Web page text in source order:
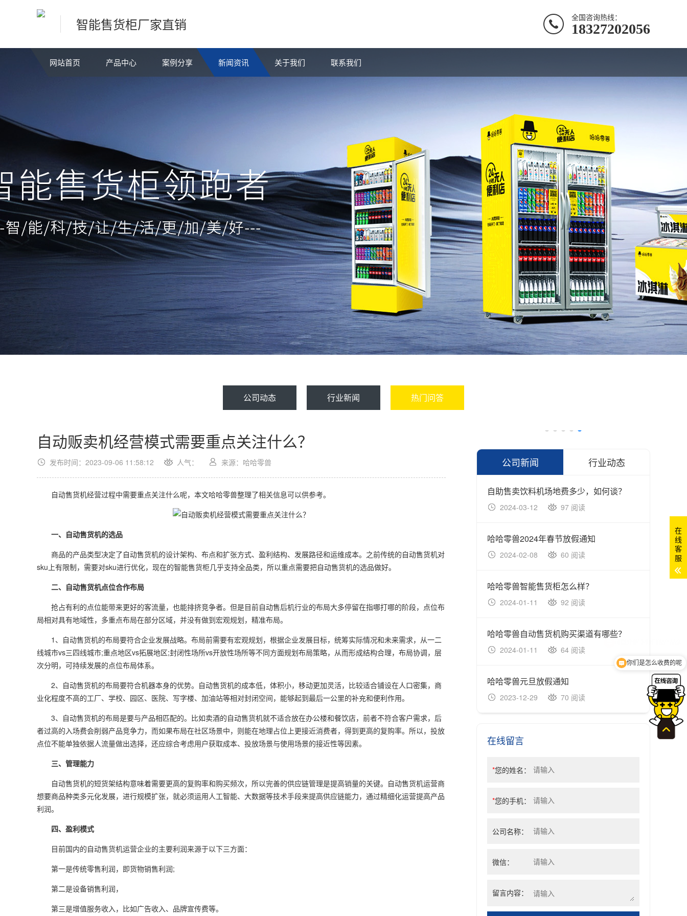
智能售货柜厂家直销 全国咨询热线：
18327202056
网站首页 产品中心 案例分享 新闻资讯 关于我们 联系我们
公司动态 行业新闻 热门问答
自动贩卖机经营模式需要重点关注什么？
发布时间：2023-09-06 11:58:12 人气： 来源：哈哈零兽
自动售货机经营过程中需要重点关注什么呢，本文哈哈零兽整理了相关信息可以供参考。
一、自动售货机的选品
商品的产品类型决定了自动售货机的设计架构、布点和扩张方式、盈利结构、发展路径和运维成本。之前传统的自动售货机对
sku上有限制，需要对sku进行优化，现在的智能售货柜几乎支持全品类，所以重点需要把自动售货机的选品做好。
二、自动售货机点位合作布局
抢占有利的点位能带来更好的客流量，也能排挤竞争者。但是目前自动售后机行业的布局大多停留在指哪打哪的阶段，点位布
局相对具有地域性，多重点布局在部分区域，并没有做到宏观规划，精准布局。
1、自动售货机的布局要符合企业发展战略。布局前需要有宏观规划，根据企业发展目标，统筹实际情况和未来需求，从一二
线城市vs三四线城市;重点地区vs拓展地区;封闭性场所vs开放性场所等不同方面规划布局策略，从而形成结构合理，布局协调，层
次分明，可持续发展的点位布局体系。
2、自动售货机的布局要符合机器本身的优势。自动售货机的成本低，体积小，移动更加灵活，比较适合铺设在人口密集，商
业化程度不高的工厂、学校、园区、医院、写字楼、加油站等相对封闭空间，能够起到最后一公里的补充和便利作用。
3、自动售货机的布局是要与产品相匹配的。比如卖酒的自动售货机就不适合放在办公楼和餐饮店，前者不符合客户需求，后
者过高的入场费会削弱产品竞争力，而如果布局在社区场景中，则能在地理占位上更接近消费者，得到更高的复购率。所以，投放
点位不能单独依据人流量做出选择，还应综合考虑用户获取成本、投放场景与使用场景的接近性等因素。
三、管理能力
自动售货机的短货架结构意味着需要更高的复购率和购买频次，所以完善的供应链管理是提高销量的关键。自动售货机运营商
想要商品种类多元化发展，进行规模扩张，就必须运用人工智能、大数据等技术手段来提高供应链能力，通过精细化运营提高产品
利润。
四、盈利模式
目前国内的自动售货机运营企业的主要利润来源于以下三方面：
第一是传统零售利润，即货物销售利润;
第二是设备销售利润，
第三是增值服务收入，比如广告收入、品牌宣传费等。
公司新闻 行业动态
自助售卖饮料机场地费多少，如何谈？
2024-03-12 97 阅读
哈哈零兽2024年春节放假通知
2024-02-08 60 阅读
哈哈零兽智能售货柜怎么样？
2024-01-11 92 阅读
哈哈零兽自动售货机购买渠道有哪些？
2024-01-11 64 阅读
哈哈零兽元旦放假通知
2023-12-29 70 阅读
双
智能
在线留言
*您的姓名：
*您的手机：
公司名称：
微信：
留言内容：
在
线
客
服
你们是怎么收费的呢